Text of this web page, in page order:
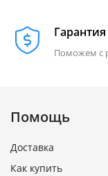
Гарантия
Поможем с
Помощь
Доставка
Как купить